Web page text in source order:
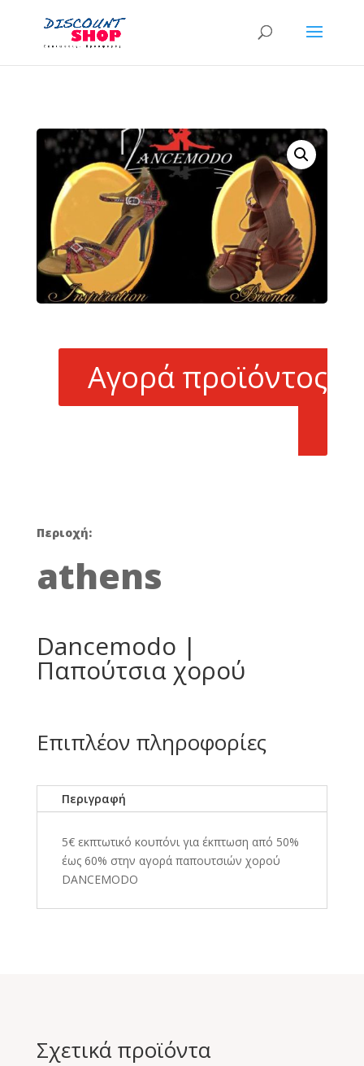
Αγορά προϊόντος
Περιοχή:
athens
Dancemodo |
Παπούτσια χορού
Επιπλέον πληροφορίες
Περιγραφή
5€ εκπτωτικό κουπόνι για έκπτωση από 50%
έως 60% στην αγορά παπουτσιών χορού
DANCEMODO
Σχετικά προϊόντα